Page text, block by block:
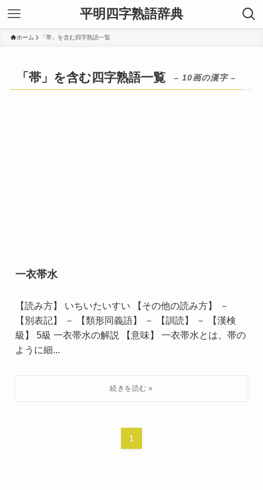
平明四字熟語辞典
ホーム 「帯」を含む四字熟語一覧
「帯」を含む四字熟語一覧 – 10画の漢字 –
一衣帯水
【読み方】 いちいたいすい 【その他の読み方】 －
【別表記】 － 【類形同義語】 － 【訓読】 － 【漢検
級】 5級 一衣帯水の解説 【意味】 一衣帯水とは、帯の
ように細...
1